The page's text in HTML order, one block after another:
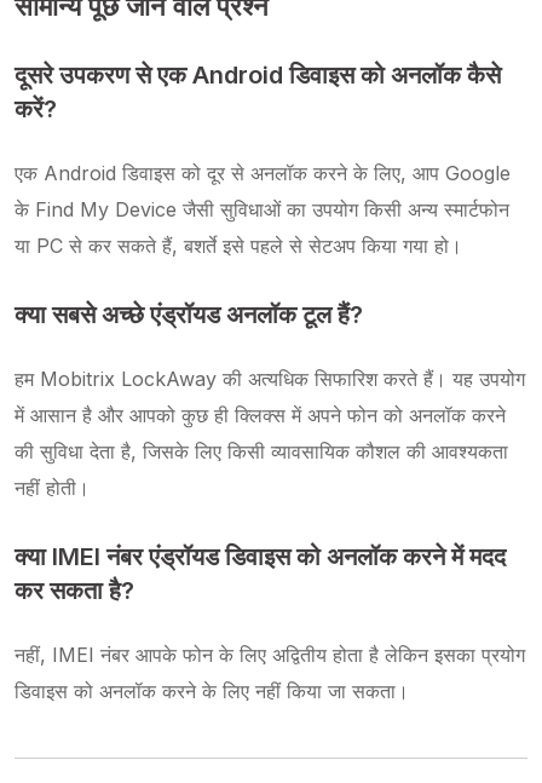
दूसरे उपकरण से एक Android डिवाइस को अनलॉक कैसे
करें?
एक Android डिवाइस को दूर से अनलॉक करने के लिए, आप Google
के Find My Device जैसी सुविधाओं का उपयोग किसी अन्य स्मार्टफोन
या PC से कर सकते हैं, बशर्ते इसे पहले से सेटअप किया गया हो।
क्या सबसे अच्छे एंड्रॉयड अनलॉक टूल हैं?
हम Mobitrix LockAway की अत्यधिक सिफारिश करते हैं। यह उपयोग
में आसान है और आपको कुछ ही क्लिक्स में अपने फोन को अनलॉक करने
की सुविधा देता है, जिसके लिए किसी व्यावसायिक कौशल की आवश्यकता
नहीं होती।
क्या IMEI नंबर एंड्रॉयड डिवाइस को अनलॉक करने में मदद
कर सकता है?
नहीं, IMEI नंबर आपके फोन के लिए अद्वितीय होता है लेकिन इसका प्रयोग
डिवाइस को अनलॉक करने के लिए नहीं किया जा सकता।